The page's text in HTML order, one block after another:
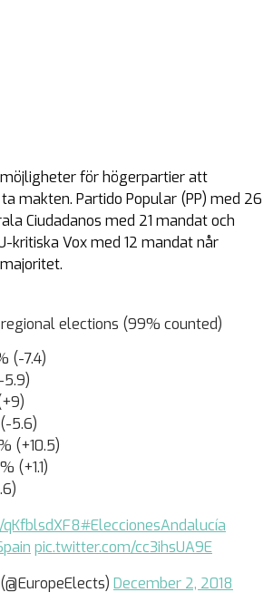
för högerpartier att
makten. Partido Popular (PP) med 26
Ciudadanos med 21 mandat och
kritiska Vox med 12 mandat når
elections (99% counted)
(-7.4)
5.9)
5.6)
(+10.5)
(+1.1)
#EleccionesAndalucía
pic.twitter.com/cc3ihsUA9E
December 2, 2018